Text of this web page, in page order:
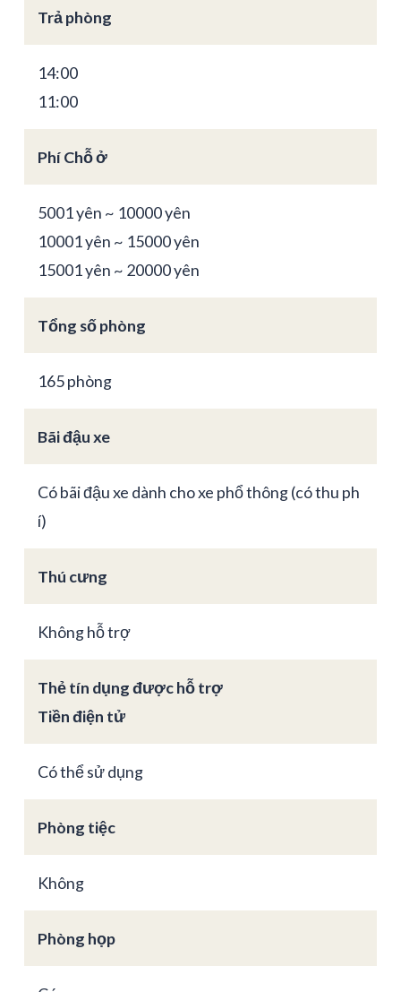
Trả phòng
14:00
11:00
Phí Chỗ ở
5001 yên ~ 10000 yên
10001 yên ~ 15000 yên
15001 yên ~ 20000 yên
Tổng số phòng
165 phòng
Bãi đậu xe
Có bãi đậu xe dành cho xe phổ thông (có thu ph
í)
Thú cưng
Không hỗ trợ
Thẻ tín dụng được hỗ trợ
Tiền điện tử
Có thể sử dụng
Phòng tiệc
Không
Phòng họp